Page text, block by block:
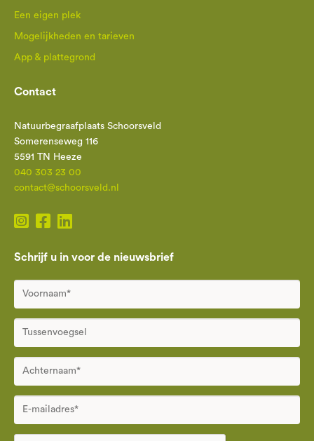
Een eigen plek
Mogelijkheden en tarieven
App & plattegrond
Contact
Natuurbegraafplaats Schoorsveld
Somerenseweg 116
5591 TN Heeze
040 303 23 00
contact@schoorsveld.nl
Schrijf u in voor de nieuwsbrief